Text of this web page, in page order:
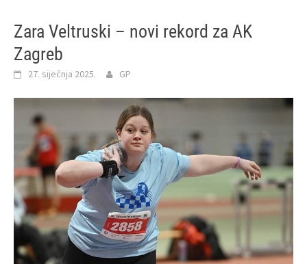
Zara Veltruski – novi rekord za AK
Zagreb
27. siječnja 2025. GP